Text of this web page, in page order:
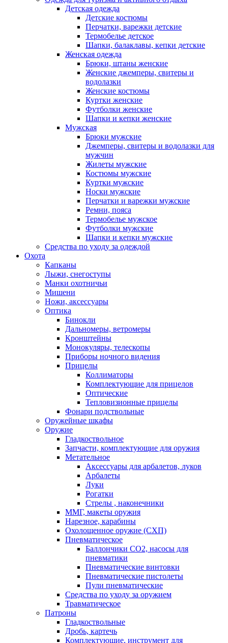
Детская одежда
Детские костюмы
Перчатки, варежки детские
Термобелье детское
Шапки, балаклавы, кепки детские
Женская одежда
Брюки, штаны женские
Женские джемперы, свитеры и
водолазки
Женские костюмы
Куртки женские
Футболки женские
Шапки и кепки женские
Мужская
Брюки мужские
Джемперы, свитеры и водолазки для
мужчин
Жилеты мужские
Костюмы мужские
Куртки мужские
Носки мужские
Перчатки и варежки мужские
Ремни, пояса
Термобелье мужское
Футболки мужские
Шапки и кепки мужские
Средства по уходу за одеждой
Охота
Капканы
Лыжи, снегоступы
Манки охотничьи
Мишени
Ножи, аксессуары
Оптика
Бинокли
Дальномеры, ветромеры
Кронштейны
Монокуляры, телескопы
Приборы ночного видения
Прицелы
Коллиматоры
Комплектующие для прицелов
Оптические
Тепловизионные прицелы
Фонари подствольные
Оружейные шкафы
Оружие
Гладкоствольное
Запчасти, комплектующие для оружия
Метательное
Аксессуары для арбалетов, луков
Арбалеты
Луки
Рогатки
Стрелы , наконечники
ММГ, макеты оружия
Нарезное, карабины
Охолощенное оружие (СХП)
Пневматическое
Баллончики СО2, насосы для
пневматики
Пневматические винтовки
Пневматические пистолеты
Пули пневматические
Средства по уходу за оружием
Травматическое
Патроны
Гладкоствольные
Дробь, картечь
Комплектующие, инструмент для